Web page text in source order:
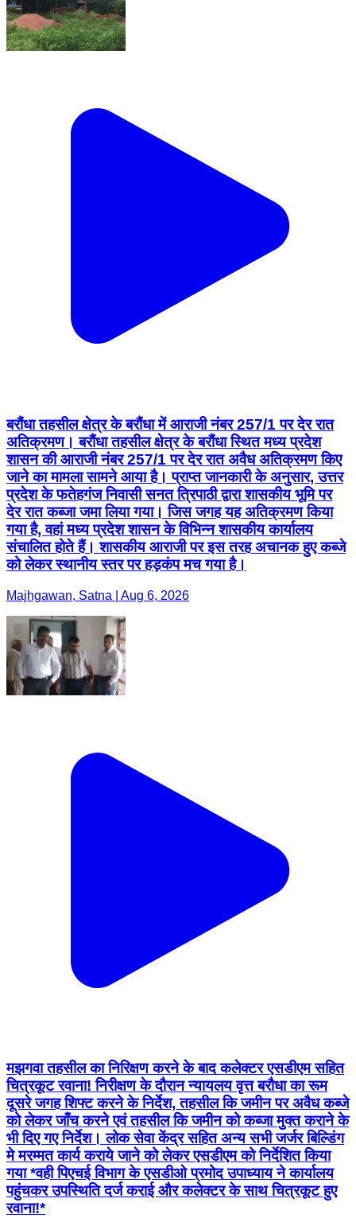
बरौंधा तहसील क्षेत्र के बरौंधा में आराजी नंबर 257/1 पर देर रात
अतिक्रमण। बरौंधा तहसील क्षेत्र के बरौंधा स्थित मध्य प्रदेश
शासन की आराजी नंबर 257/1 पर देर रात अवैध अतिक्रमण किए
जाने का मामला सामने आया है। प्राप्त जानकारी के अनुसार, उत्तर
प्रदेश के फतेहगंज निवासी सनत त्रिपाठी द्वारा शासकीय भूमि पर
देर रात कब्जा जमा लिया गया। जिस जगह यह अतिक्रमण किया
गया है, वहां मध्य प्रदेश शासन के विभिन्न शासकीय कार्यालय
संचालित होते हैं। शासकीय आराजी पर इस तरह अचानक हुए कब्जे
को लेकर स्थानीय स्तर पर हड़कंप मच गया है।
Majhgawan, Satna | Aug 6, 2026
मझगवा तहसील का निरिक्षण करने के बाद कलेक्टर एसडीएम सहित
चित्रकूट रवाना! निरीक्षण के दौरान न्यायलय वृत्त बरौधा का रूम
दूसरे जगह शिफ्ट करने के निर्देश, तहसील कि जमीन पर अवैध कब्जे
को लेकर जाँच करने एवं तहसील कि जमीन को कब्जा मुक्त कराने के
भी दिए गए निर्देश। लोक सेवा केंद्र सहित अन्य सभी जर्जर बिल्डिंग
मे मरम्मत कार्य कराये जाने को लेकर एसडीएम को निर्देशित किया
गया *वही पिएचई विभाग के एसडीओ प्रमोद उपाध्याय ने कार्यालय
पहुंचकर उपस्थिति दर्ज कराई और कलेक्टर के साथ चित्रकूट हुए
रवाना!*